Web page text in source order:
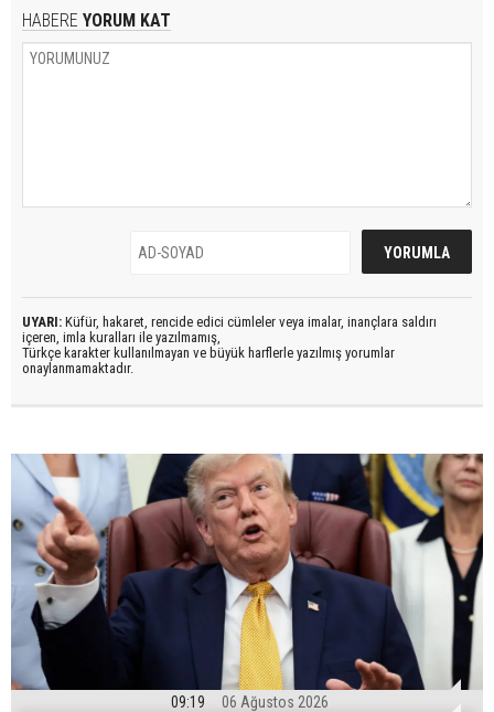
HABERE YORUM KAT
UYARI: Küfür, hakaret, rencide edici cümleler veya imalar, inançlara saldırı
içeren, imla kuralları ile yazılmamış,
Türkçe karakter kullanılmayan ve büyük harflerle yazılmış yorumlar
onaylanmamaktadır.
09:19 06 Ağustos 2026